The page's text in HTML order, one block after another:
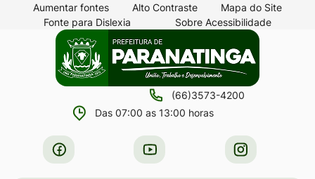
Seção
atalhos
acessibilidade
para
conteúdo
para
Aumentar fontes Alto Contraste
Mapa do Site
Fonte para Dislexia
Sobre Acessibilidade
Seção
menu
principal
principal
(66)3573-4200
Das 07:00 as 13:00 horas
Acessar
a
Acessar
a
Acessar
a